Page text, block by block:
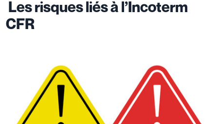
Les risques liés à l’Incoterm
CFR